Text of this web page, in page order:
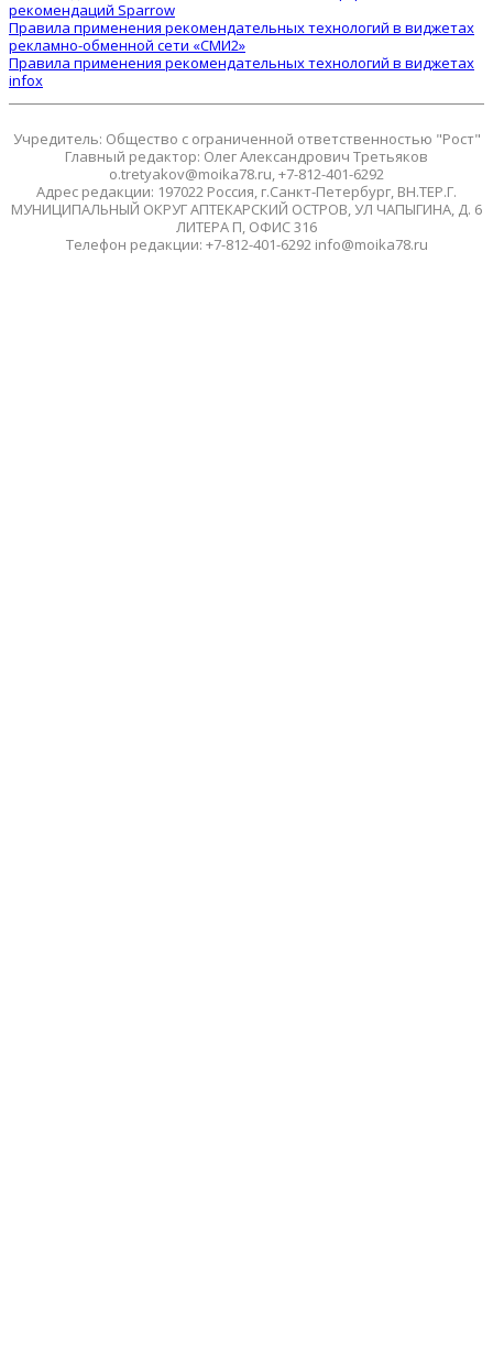
рекомендаций Sparrow
Правила применения рекомендательных технологий в виджетах
рекламно-обменной сети «СМИ2»
Правила применения рекомендательных технологий в виджетах
infox
Учредитель: Общество с ограниченной ответственностью "Рост"
Главный редактор: Олег Александрович Третьяков
o.tretyakov@moika78.ru, +7-812-401-6292
Адрес редакции: 197022 Россия, г.Санкт-Петербург, ВН.ТЕР.Г.
МУНИЦИПАЛЬНЫЙ ОКРУГ АПТЕКАРСКИЙ ОСТРОВ, УЛ ЧАПЫГИНА, Д. 6
ЛИТЕРА П, ОФИС 316
Телефон редакции: +7-812-401-6292 info@moika78.ru